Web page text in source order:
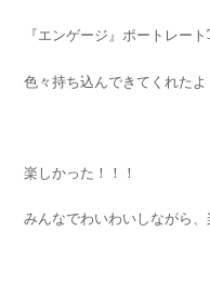
『エンゲージ』ポートレート
色々持ち込んできてくれたよ
楽しかった！！！
みんなでわいわいしながら、